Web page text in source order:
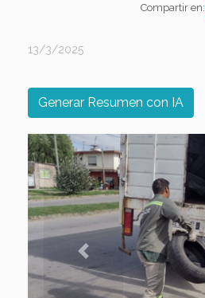
Compartir en:
13/3/2025
Generar Resumen con IA
Previous